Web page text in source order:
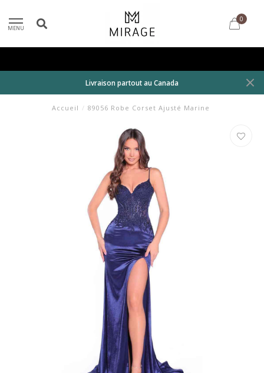
MENU
0
Livraison partout au Canada
Accueil / 89056 Robe Corset Ajusté Marine